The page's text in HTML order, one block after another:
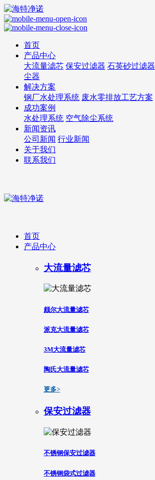
首页
产品中心
大流量滤芯 保安过滤器 石英砂过滤器
尘器
解决方案
钢厂水处理系统 废水零排放工艺方案
成功案例
水处理系统 空气除尘系统
新闻资讯
公司新闻 行业新闻
关于我们
联系我们
首页
产品中心
大流量滤芯
颇尔大流量滤芯
派克大流量滤芯
3M大流量滤芯
陶氏大流量滤芯
更多>
保安过滤器
不锈钢保安过滤器
不锈钢袋式过滤器